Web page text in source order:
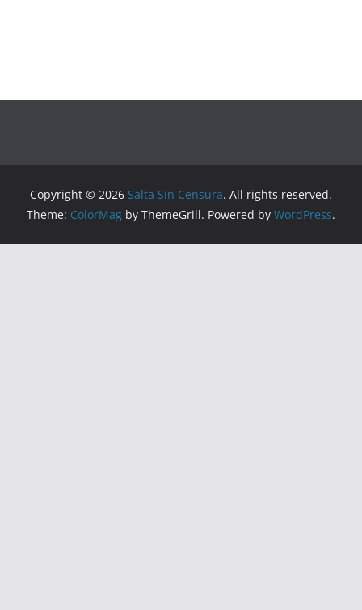
Copyright © 2026 Salta Sin Censura. All rights reserved.
Theme: ColorMag by ThemeGrill. Powered by WordPress.